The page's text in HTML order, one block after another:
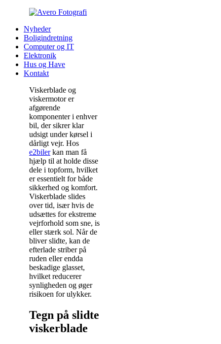
Nyheder
Boligindretning
Computer og IT
Elektronik
Hus og Have
Kontakt
Viskerblade og
viskermotor er
afgørende
komponenter i enhver
bil, der sikrer klar
udsigt under kørsel i
dårligt vejr. Hos
e2bilerkan man få
hjælp til at holde disse
dele i topform, hvilket
er essentielt for både
sikkerhed og komfort.
Viskerblade slides
over tid, især hvis de
udsættes for ekstreme
vejrforhold som sne, is
eller stærk sol. Når de
bliver slidte, kan de
efterlade striber på
ruden eller endda
beskadige glasset,
hvilket reducerer
synligheden og øger
risikoen for ulykker.
Tegn på slidte
viskerblade